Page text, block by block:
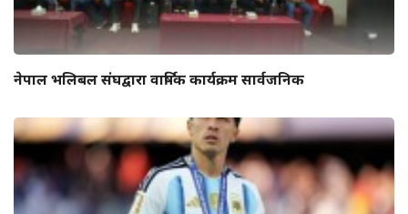
नेपाल भलिबल संघद्वारा वार्षिक कार्यक्रम सार्वजनिक